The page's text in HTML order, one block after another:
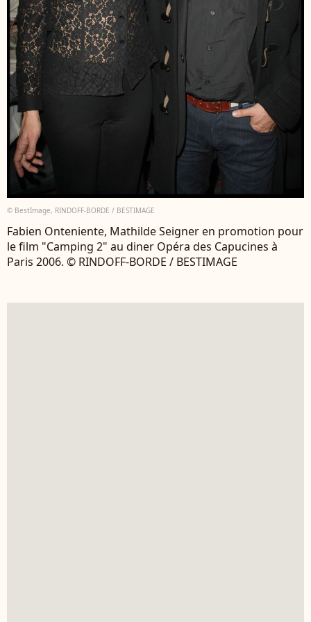
© BestImage, RINDOFF-BORDE / BESTIMAGE
Fabien Onteniente, Mathilde Seigner en promotion pour
le film "Camping 2" au diner Opéra des Capucines à
Paris 2006. © RINDOFF-BORDE / BESTIMAGE